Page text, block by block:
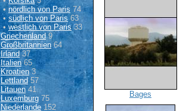
• nördlich von Paris 74
•südlich von Paris63
•westlich von Paris33
Griechenland9
Großbritannien 64
Irland37
Italien65
Kroatien3
Lettland57
Litauen41
Luxemburg 75
Niederlande 152
Bages